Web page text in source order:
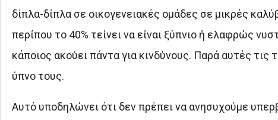
δίπλα-δίπλα σε οικογενειακές ομάδες σε μικρές
περίπου το 40% τείνει να είναι ξύπνιο ή ελαφρώς
κάποιος ακούει πάντα για κινδύνους. Παρά αυτές
ύπνο τους.
Αυτό υποδηλώνει ότι δεν πρέπει να ανησυχούμε